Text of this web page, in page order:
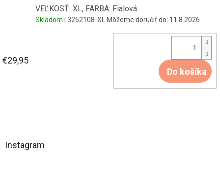
VEĽKOSŤ: XL, FARBA: Fialová
Skladom | 3252108-XL Môžeme doručiť do: 11.8.2026
€29,95
Do košíka
á
Instagram